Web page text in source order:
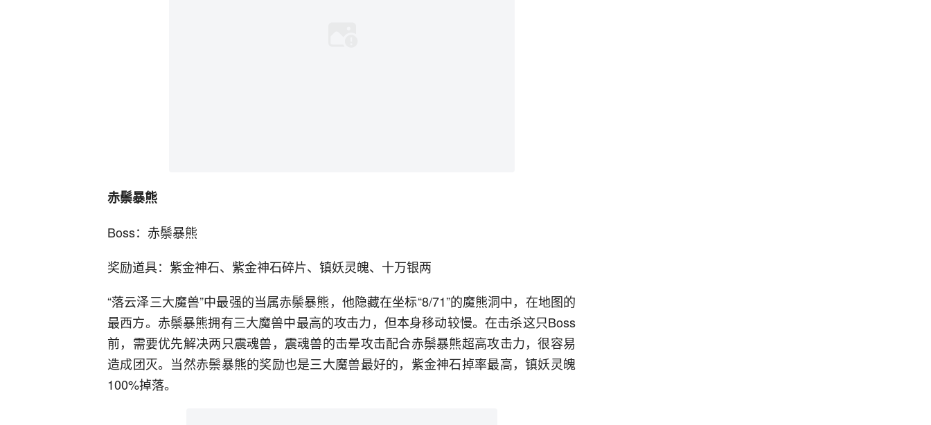
赤鬃暴熊
Boss：赤鬃暴熊
奖励道具：紫金神石、紫金神石碎片、镇妖灵魄、十万银两
“落云泽三大魔兽”中最强的当属赤鬃暴熊，他隐藏在坐标“8/71”的魔熊洞中，在地图的
最西方。赤鬃暴熊拥有三大魔兽中最高的攻击力，但本身移动较慢。在击杀这只Boss
前，需要优先解决两只震魂兽，震魂兽的击晕攻击配合赤鬃暴熊超高攻击力，很容易
造成团灭。当然赤鬃暴熊的奖励也是三大魔兽最好的，紫金神石掉率最高，镇妖灵魄
100%掉落。